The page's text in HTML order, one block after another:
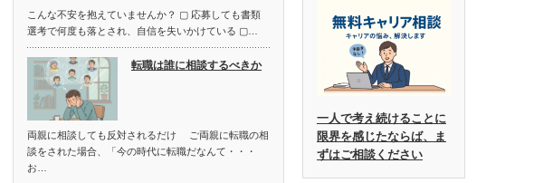
こんな不安を抱えていませんか？ ▢ 応募しても書類
選考で何度も落とされ、自信を失いかけている ▢…
転職は誰に相談するべきか
両親に相談しても反対されるだけ ご両親に転職の相
談をされた場合、「今の時代に転職だなんて・・・
お…
一人で考え続けることに
限界を感じたならば、ま
ずはご相談ください